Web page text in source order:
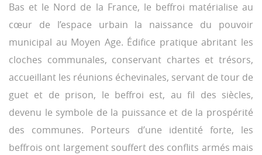
Bas et le Nord de la France, le beffroi matérialise au
cœur de l’espace urbain la naissance du pouvoir
municipal au Moyen Age. Édifice pratique abritant les
cloches communales, conservant chartes et trésors,
accueillant les réunions échevinales, servant de tour de
guet et de prison, le beffroi est, au fil des siècles,
devenu le symbole de la puissance et de la prospérité
des communes. Porteurs d’une identité forte, les
beffrois ont largement souffert des conflits armés mais